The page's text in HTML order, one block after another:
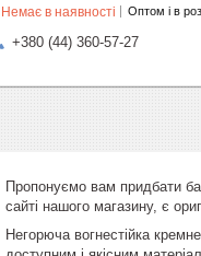
Немає в наявності Оптом і в
+380 (44) 360-57-27
Пропонуємо вам придбати
сайті нашого магазину, є
Негорюча вогнестійка